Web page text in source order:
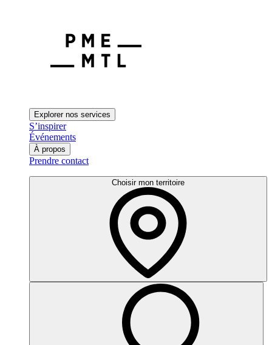
Explorer nos services
S’inspirer
Événements
À propos
Prendre contact
Choisir mon territoire